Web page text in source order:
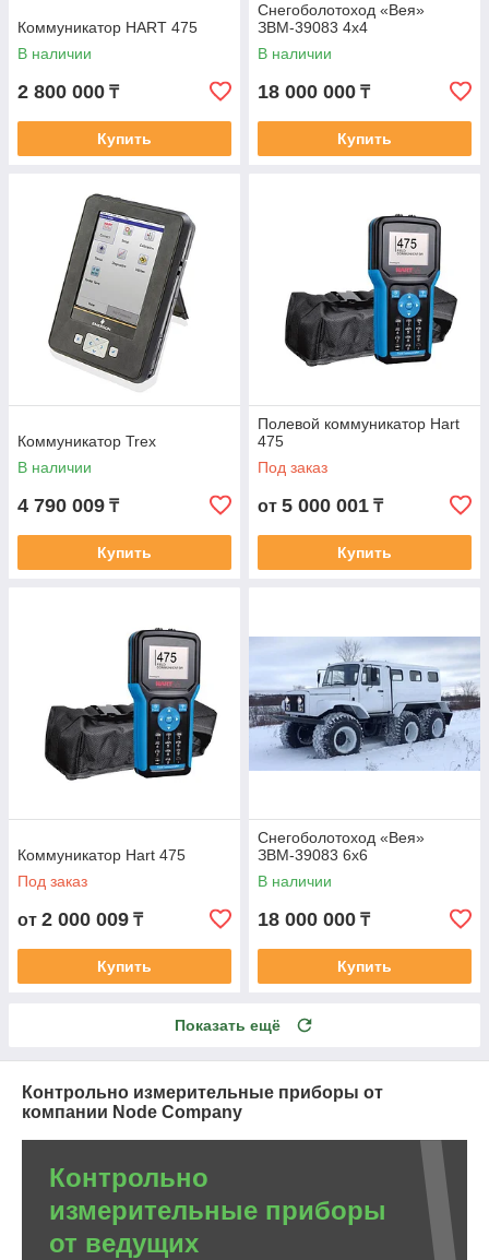
Коммуникатор HART 475
В наличии
2 800 000 ₸
Купить
Снегоболотоход «Вея»
ЗВМ-39083 4х4
В наличии
18 000 000 ₸
Купить
Коммуникатор Trex
В наличии
4 790 009 ₸
Купить
Полевой коммуникатор Hart
475
Под заказ
от 5 000 001 ₸
Купить
Коммуникатор Hart 475
Под заказ
от 2 000 009 ₸
Купить
Снегоболотоход «Вея»
ЗВМ-39083 6х6
В наличии
18 000 000 ₸
Купить
Показать ещё
Контрольно измерительные приборы от
компании Node Company
Контрольно
измерительные приборы
от ведущих